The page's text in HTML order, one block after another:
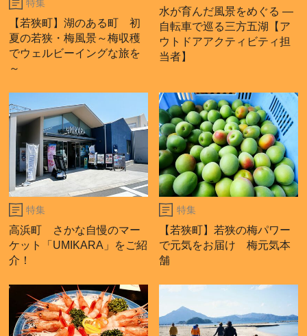
特集
【若狭町】湖のある町 初
夏の若狭・梅風景～梅収穫
でウェルビーイングな旅を
～
水が育んだ風景をめぐる ―
自転車で巡る三方五湖【ア
ウトドアアクティビティ担
当者】
特集
高浜町 さかな自慢のマー
ケット「UMIKARA」をご紹
介！
特集
【若狭町】若狭の梅パワー
で元気をお届け 梅元気本
舗